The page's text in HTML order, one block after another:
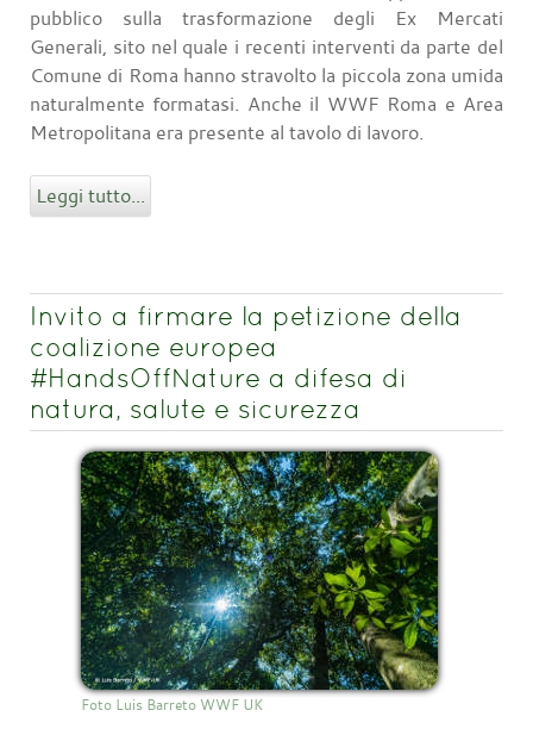
pubblico sulla trasformazione degli Ex Mercati
Generali, sito nel quale i recenti interventi da parte del
Comune di Roma hanno stravolto la piccola zona umida
naturalmente formatasi. Anche il WWF Roma e Area
Metropolitana era presente al tavolo di lavoro.
Leggi tutto...
Invito a firmare la petizione della
coalizione europea
#HandsOffNature a difesa di
natura, salute e sicurezza
Foto Luis Barreto WWF UK